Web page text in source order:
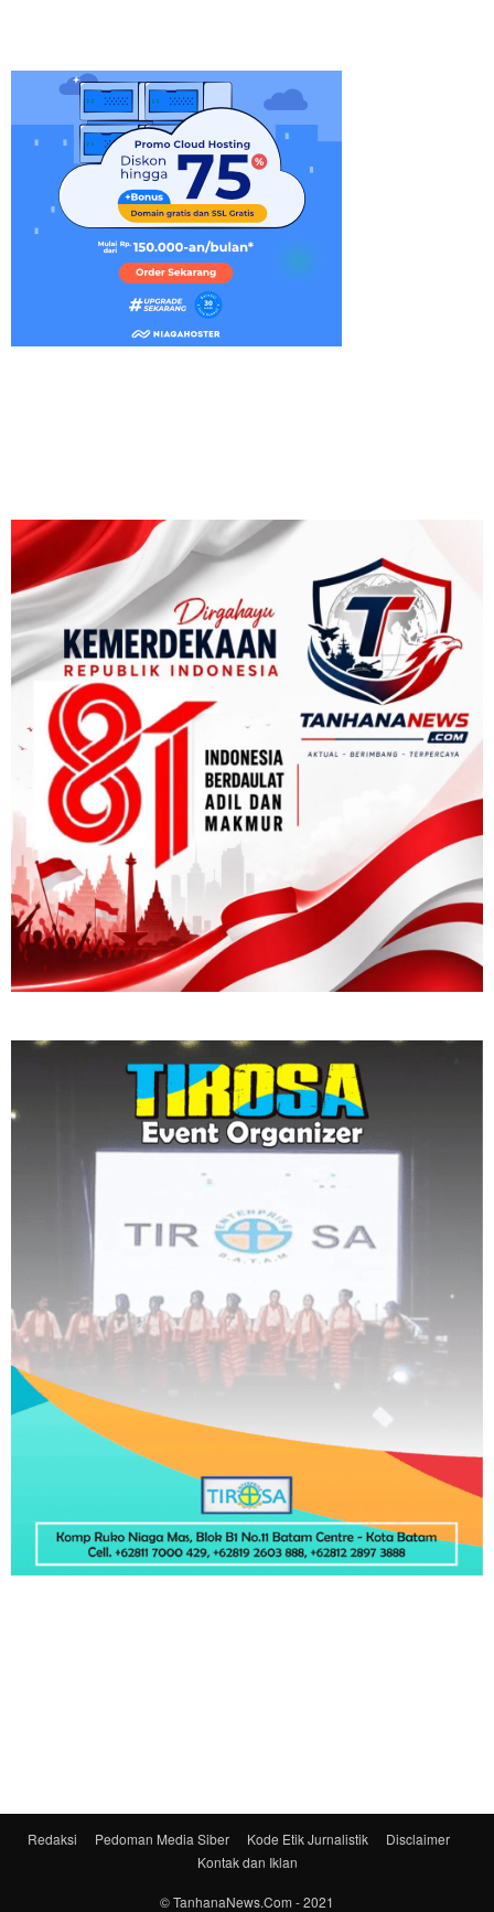
Redaksi Pedoman Media Siber Kode Etik Jurnalistik
Disclaimer
Kontak dan Iklan
© TanhanaNews.Com - 2021